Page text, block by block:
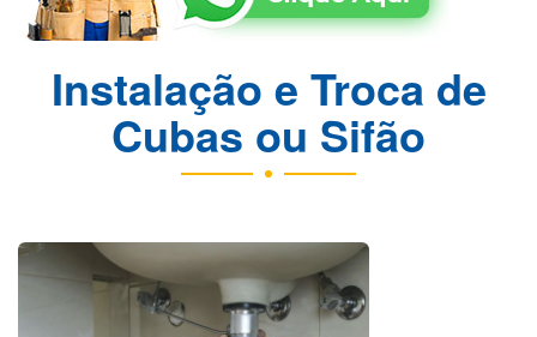
Instalação e Troca de
Cubas ou Sifão